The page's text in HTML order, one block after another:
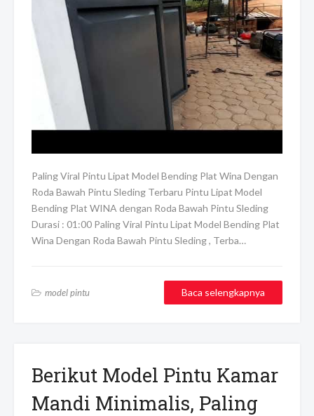
Paling Viral Pintu Lipat Model Bending Plat Wina Dengan
Roda Bawah Pintu Sleding Terbaru Pintu Lipat Model
Bending Plat WINA dengan Roda Bawah Pintu Sleding
Durasi : 01:00 Paling Viral Pintu Lipat Model Bending Plat
Wina Dengan Roda Bawah Pintu Sleding , Terba…
model pintu Baca selengkapnya
Berikut Model Pintu Kamar
Mandi Minimalis, Paling